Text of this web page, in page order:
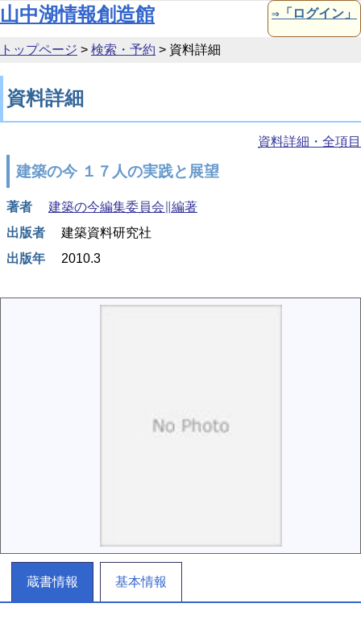
本文へ移動
山中湖情報創造館 ⇒「ログイン」
トップページ > 検索・予約 > 資料詳細
資料詳細
資料詳細・全項目
建築の今 １７人の実践と展望
著者
建築の今編集委員会∥編著
出版者
建築資料研究社
出版年
2010.3
蔵書情報 基本情報